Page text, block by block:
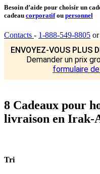
Besoin d’aide pour choisir un
cadeau corporatifou personnel
Contacts - 1-888-549-8805 or
ENVOYEZ-VOUS PLUS
Demander un prix
formulaire
8 Cadeaux pour
livraison en Irak-
Tri